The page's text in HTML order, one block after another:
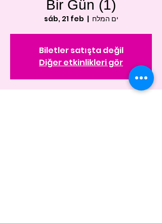
Bir Gün (1)
sáb, 21 feb
  |
ים המלח
Biletler satışta değil
Diğer etkinlikleri gör